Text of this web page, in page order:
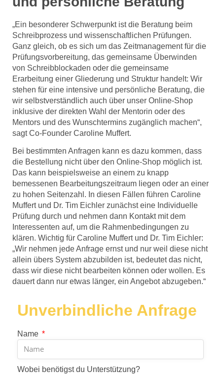
„Ein besonderer Schwerpunkt ist die Beratung beim
Schreibprozess und wissenschaftlichen Prüfungen.
Ganz gleich, ob es sich um das Zeitmanagement für die
Prüfungsvorbereitung, das gemeinsame Überwinden
von Schreibblockaden oder die gemeinsame
Erarbeitung einer Gliederung und Struktur handelt: Wir
stehen für eine intensive und persönliche Beratung, die
wir selbstverständlich auch über unser Online-Shop
inklusive der direkten Wahl der Mentorin oder des
Mentors und des Wunschtermins zugänglich machen“,
sagt Co-Founder Caroline Muffert.
Bei bestimmten Anfragen kann es dazu kommen, dass
die Bestellung nicht über den Online-Shop möglich ist.
Das kann beispielsweise an einem zu knapp
bemessenen Bearbeitungszeitraum liegen oder an einer
zu hohen Seitenzahl. In diesen Fällen führen Caroline
Muffert und Dr. Tim Eichler zunächst eine Individuelle
Prüfung durch und nehmen dann Kontakt mit dem
Interessenten auf, um die Rahmenbedingungen zu
klären. Wichtig für Caroline Muffert und Dr. Tim Eichler:
„Wir nehmen jede Anfrage ernst und nur weil diese nicht
allein übers System abzubilden ist, bedeutet das nicht,
dass wir diese nicht bearbeiten können oder wollen. Es
dauert dann nur etwas länger, ein Angebot abzugeben.“
Unverbindliche Anfrage
Name
Wobei benötigst du Unterstützung?